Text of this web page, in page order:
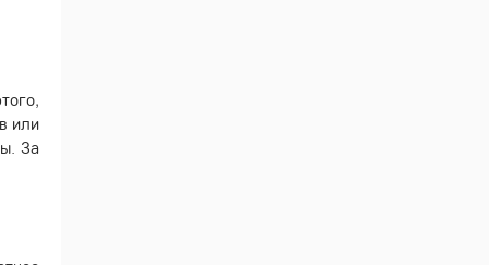
или
За